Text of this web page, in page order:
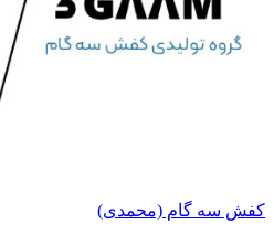
کفش سه گام (محمدی)